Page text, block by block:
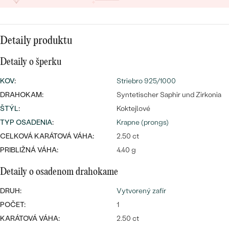
Najpredávanejšie
svadobné
PREZRIEŤ
DRAHOKAM
PODĽA MATERIÁLU
PLATINA
STRIEBRO
S LAB GROWN DIAMANTMI
S PERLAMI
PERSONALIZOVANÉ
SYMBOLICKÉ
MINIMALISTICKÉ
PODĽA PRÍLEŽITOSTI
PODĽA FARBY
LUXUSNÉ
LUXUSNÉ
Detaily produktu
Detaily o šperku
KOV:
Striebro 925/1000
DRAHOKAM:
Syntetischer Saphir und Zirkonia
ŠTÝL:
Koktejlové
TYP OSADENIA:
Krapne (prongs)
CELKOVÁ KARÁTOVÁ VÁHA:
2.50 ct
PRIBLIŽNÁ VÁHA:
4.40 g
Detaily o osadenom drahokame
DRUH:
Vytvorený zafír
POČET:
1
KARÁTOVÁ VÁHA:
2.50 ct